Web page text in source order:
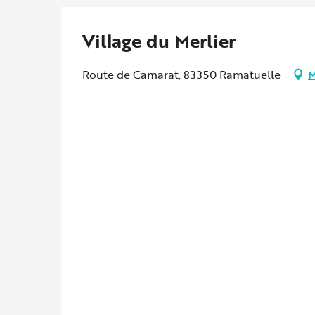
Village du Merlier
Route de Camarat, 83350 Ramatuelle